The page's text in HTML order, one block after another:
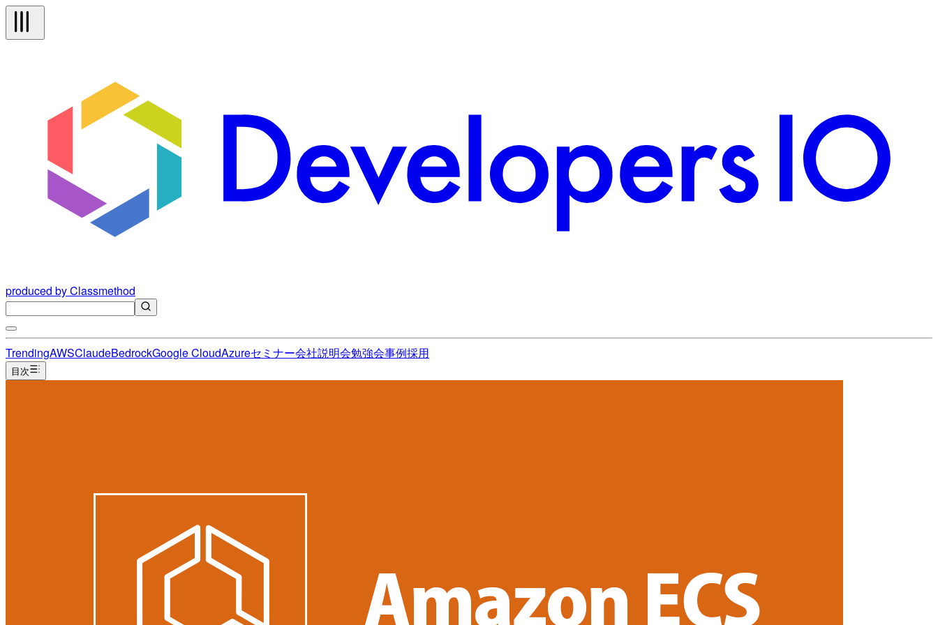
produced by Classmethod
TrendingAWSClaudeBedrockGoogle CloudAzureセミナー会社説明会勉強会事例採用
目次